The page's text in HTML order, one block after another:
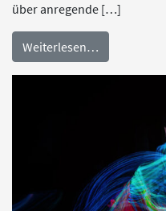
über anregende […]
Weiterlesen…